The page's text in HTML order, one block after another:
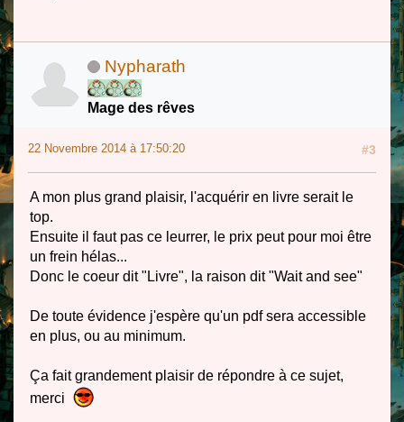
Nypharath
Mage des rêves
22 Novembre 2014 à 17:50:20 #3
A mon plus grand plaisir, l'acquérir en livre serait le
top.
Ensuite il faut pas ce leurrer, le prix peut pour moi être
un frein hélas...
Donc le coeur dit "Livre", la raison dit "Wait and see"
De toute évidence j'espère qu'un pdf sera accessible
en plus, ou au minimum.
Ça fait grandement plaisir de répondre à ce sujet,
merci